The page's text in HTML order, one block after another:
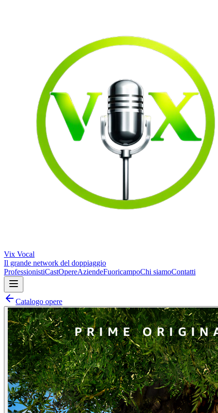
Vix Vocal
Il grande network del doppiaggio
ProfessionistiCastOpereAziendeFuoricampoChi siamoContatti
Catalogo opere